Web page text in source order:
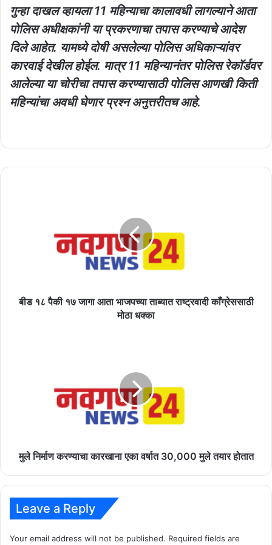
गुन्हा दाखल व्हायला 11 महिन्याचा कालावधी लागल्याने आता
पोलिस अधीक्षकांनी या प्रकरणाचा तपास करण्याचे आदेश
दिले आहेत. यामध्ये दोषी असलेल्या पोलिस अधिकाऱ्यांवर
कारवाई देखील होईल. मात्र 11 महिन्यानंतर पोलिस रेकॉर्डवर
आलेल्या या चोरीचा तपास करण्यासाठी पोलिस आणखी किती
महिन्यांचा अवधी घेणार प्रश्न अनुत्तरीतच आहे.
काँग्रेससाठी
बीड १८ पैकी १७ जागा आता भाजपच्या ताब्यात राष्ट्रवादी काँग्रेससाठी
मोठा धक्का
होतातमुले निर्माण करण्याचा कारखाना एका वर्षात 30,000 मुले तयार होतात
Leave a Reply
Your email address will not be published. Required fields are